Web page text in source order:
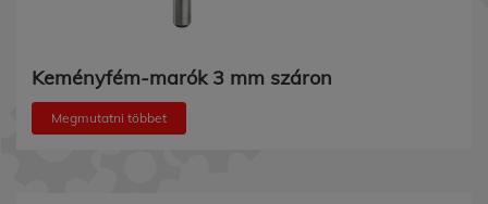
Keményfém-marók 3 mm száron
Megmutatni többet